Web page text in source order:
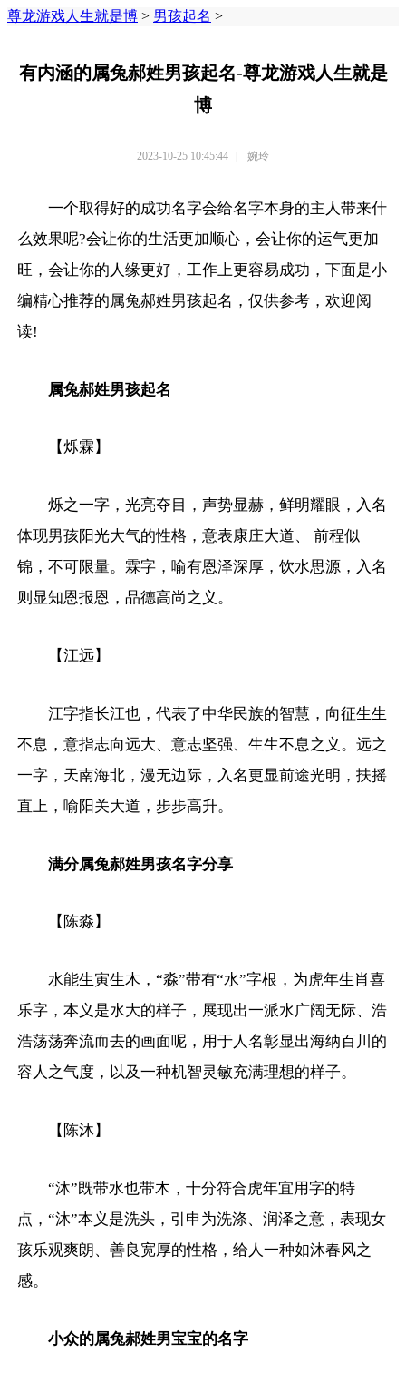
尊龙游戏人生就是博 > 男孩起名 >
有内涵的属兔郝姓男孩起名-尊龙游戏人生就是
博
2023-10-25 10:45:44 | 婉玲
一个取得好的成功名字会给名字本身的主人带来什
么效果呢?会让你的生活更加顺心，会让你的运气更加
旺，会让你的人缘更好，工作上更容易成功，下面是小
编精心推荐的属兔郝姓男孩起名，仅供参考，欢迎阅
读!
属兔郝姓男孩起名
【烁霖】
烁之一字，光亮夺目，声势显赫，鲜明耀眼，入名
体现男孩阳光大气的性格，意表康庄大道、 前程似
锦，不可限量。霖字，喻有恩泽深厚，饮水思源，入名
则显知恩报恩，品德高尚之义。
【江远】
江字指长江也，代表了中华民族的智慧，向征生生
不息，意指志向远大、意志坚强、生生不息之义。远之
一字，天南海北，漫无边际，入名更显前途光明，扶摇
直上，喻阳关大道，步步高升。
满分属兔郝姓男孩名字分享
【陈淼】
水能生寅生木，“淼”带有“水”字根，为虎年生肖喜
乐字，本义是水大的样子，展现出一派水广阔无际、浩
浩荡荡奔流而去的画面呢，用于人名彰显出海纳百川的
容人之气度，以及一种机智灵敏充满理想的样子。
【陈沐】
“沐”既带水也带木，十分符合虎年宜用字的特
点，“沐”本义是洗头，引申为洗涤、润泽之意，表现女
孩乐观爽朗、善良宽厚的性格，给人一种如沐春风之
感。
小众的属兔郝姓男宝宝的名字